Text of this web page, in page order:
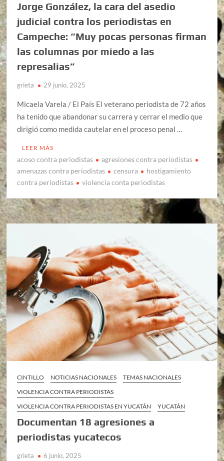
Jorge González, la cara del asedio
judicial contra los periodistas en
Campeche: “Muy pocas personas firman
las columnas por miedo a las
represalias”
grieta 29 junio, 2025
Micaela Varela / El País El veterano periodista de 72 años
ha tenido que abandonar su carrera y cerrar el medio que
dirigió como medida cautelar en el proceso penal …
LEER MÁS
acoso contra periodistas
agresiones contra periodistas
amenazas contra periodistas
censura
hostigamiento
contra periodistas
violencia conta periodistas
CINTILLO NOTICIAS NACIONALES
TEMAS NACIONALES
VIOLENCIA CONTRA PERIODISTAS
VIOLENCIA CONTRA PERIODISTAS EN YUCATÁN
YUCATÁN
Documentan 18 agresiones a
periodistas yucatecos
grieta 6 junio, 2025